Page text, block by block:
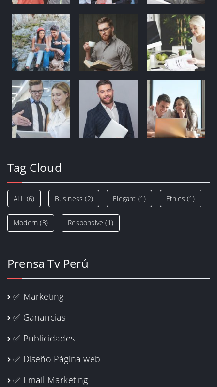
Tag Cloud
ALL (6) Business (2) Elegant (1) Ethics (1)
Modern (3) Responsive (1)
Prensa Tv Perú
✅ Marketing
✅ Ganancias
✅ Publicidades
✅ Diseño Página web
✅ Email Marketing